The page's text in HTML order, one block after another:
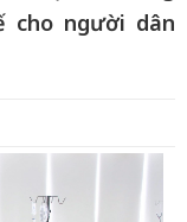
cho người dân